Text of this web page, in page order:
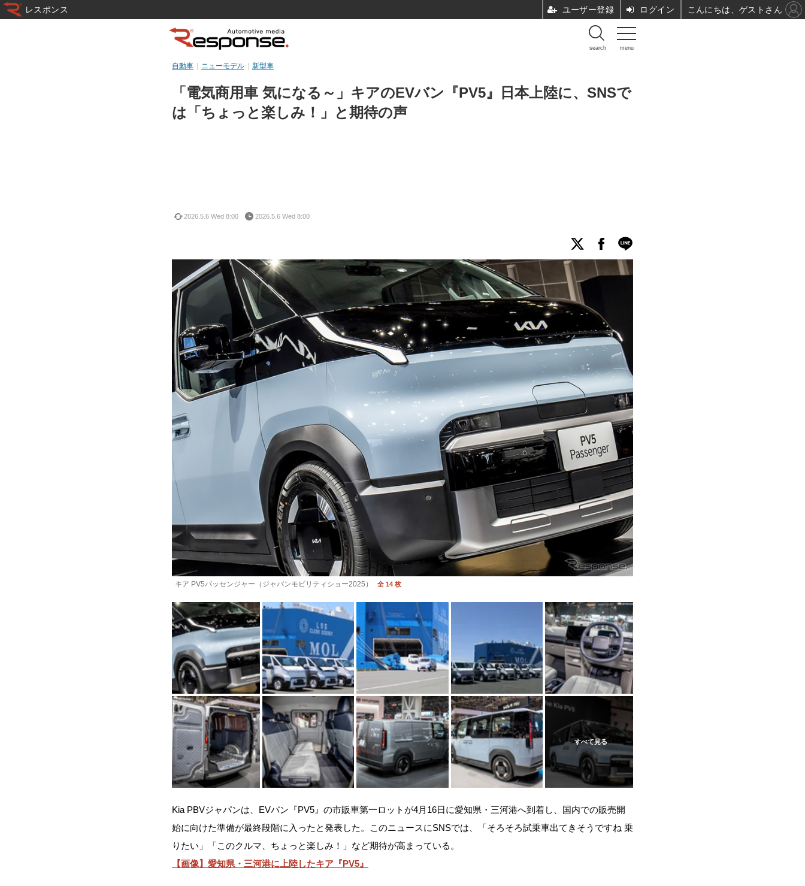
menu
search
「電気商用車 気になる～」キアのEVバン『PV5』日本上陸に、SNSで
は「ちょっと楽しみ！」と期待の声
自動車 ニューモデル 新型車
2026.5.6 Wed 8:00 2026.5.6 Wed 8:00
キア PV5パッセンジャー（ジャパンモビリティショー2025） 全 14 枚
Kia PBVジャパンは、EVバン『PV5』の市販車第一ロットが4月16日に愛知県・三河港へ到着し、国内での販売開
始に向けた準備が最終段階に入ったと発表した。このニュースにSNSでは、「そろそろ試乗車出てきそうですね 乗
りたい」「このクルマ、ちょっと楽しみ！」など期待が高まっている。
【画像】愛知県・三河港に上陸したキア『PV5』
レスポンス ユーザー登録 ログイン こんにちは、ゲストさん